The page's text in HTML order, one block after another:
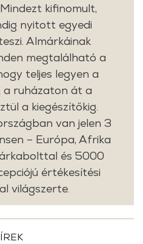
kifinomult,
nyitott egyedi
Almárkáinak
megtalálható a
teljes legyen a
a ruházaton át a
a kiegészítőkig.
van jelen 3
– Európa, Afrika
és 5000
értékesítési
világszerte.